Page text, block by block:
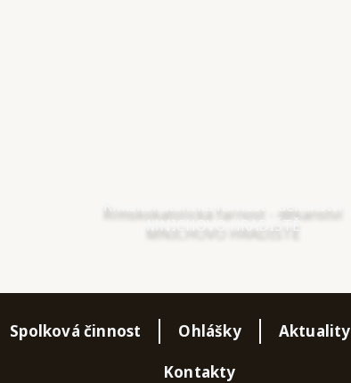
Římskokatolická farnost - děkanství
MNICHOVO HRADIŠTĚ
Spolková činnost Ohlášky Aktuality
Kontakty